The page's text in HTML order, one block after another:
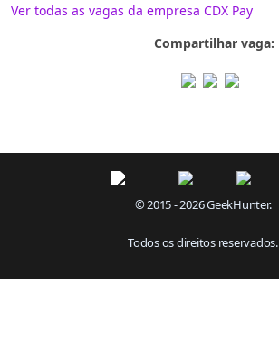
Ver todas as vagas da empresa CDX Pay
Compartilhar vaga:
© 2015 - 2026 GeekHunter.
Todos os direitos reservados.